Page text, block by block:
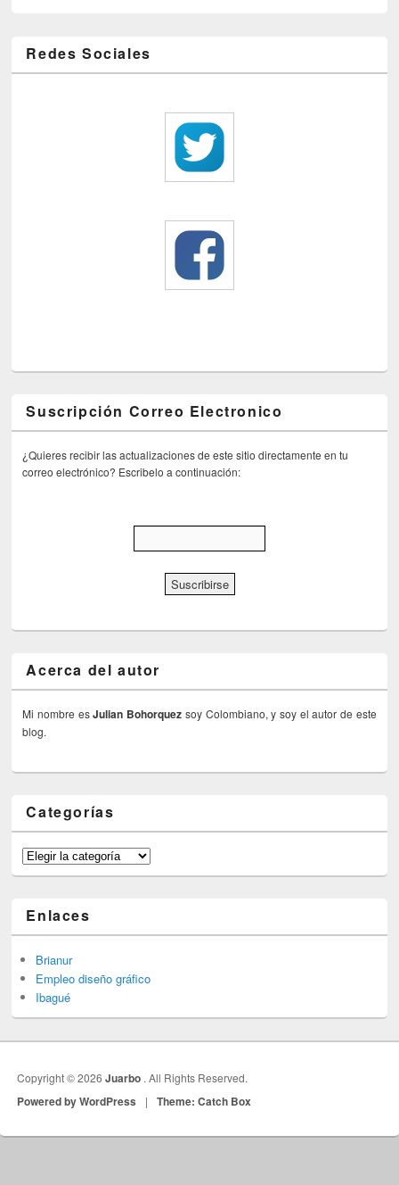
Redes Sociales
Suscripción Correo Electronico
¿Quieres recibir las actualizaciones de este sitio directamente en tu
correo electrónico? Escribelo a continuación:
Acerca del autor
Mi nombre esJulian Bohorquez soy Colombiano, y soy el autor de este
blog.
Categorías
Categorías
Enlaces
Brianur
Empleo diseño gráfico
Ibagué
Copyright © 2026Juarbo . All Rights Reserved.
Powered by WordPress | Theme: Catch Box